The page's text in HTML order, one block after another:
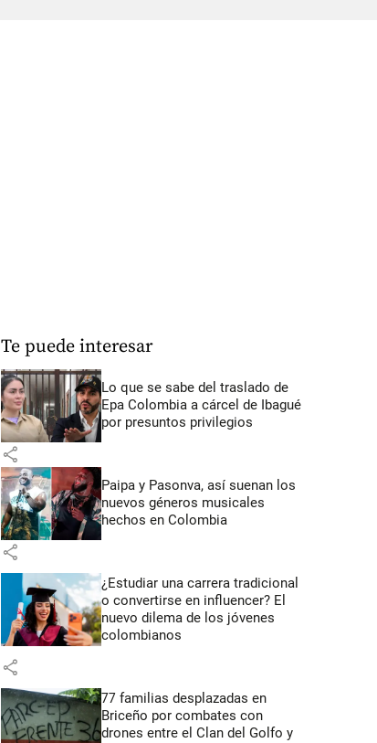
Te puede interesar
Lo que se sabe del traslado de
Epa Colombia a cárcel de Ibagué
por presuntos privilegios
share
Paipa y Pasonva, así suenan los
nuevos géneros musicales
hechos en Colombia
share
¿Estudiar una carrera tradicional
o convertirse en influencer? El
nuevo dilema de los jóvenes
colombianos
share
77 familias desplazadas en
Briceño por combates con
drones entre el Clan del Golfo y